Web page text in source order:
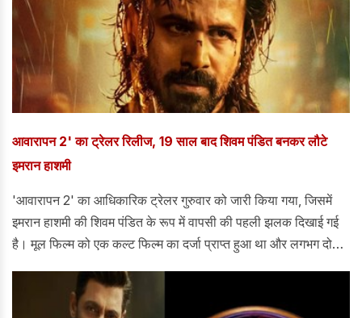
आवारापन 2' का ट्रेलर रिलीज, 19 साल बाद शिवम पंडित बनकर लौटे
इमरान हाशमी
'आवारापन 2' का आधिकारिक ट्रेलर गुरुवार को जारी किया गया, जिसमें
इमरान हाशमी की शिवम पंडित के रूप में वापसी की पहली झलक दिखाई गई
है। मूल फिल्म को एक कल्ट फिल्म का दर्जा प्राप्त हुआ था और लगभग दो